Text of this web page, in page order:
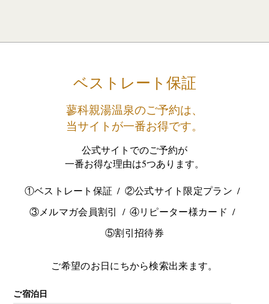
ベストレート保証
蓼科親湯温泉のご予約は、
当サイトが一番お得です。
公式サイトでのご予約が
一番お得な理由は5つあります。
①ベストレート保証
②公式サイト限定プラン
③メルマガ会員割引
④リピーター様カード
⑤割引招待券
ご希望のお日にちから検索出来ます。
ご宿泊日